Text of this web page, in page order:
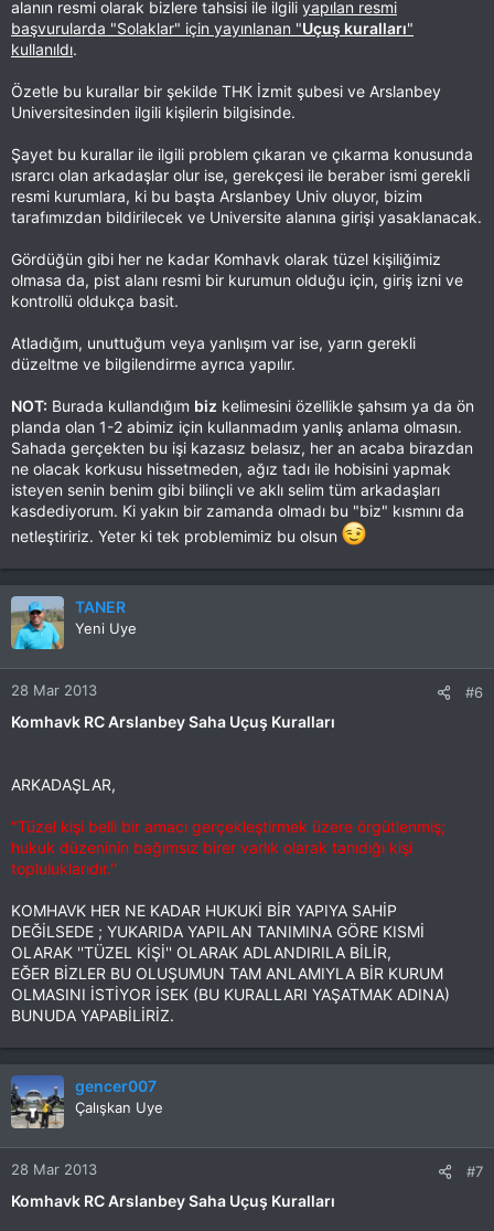
alanın resmi olarak bizlere tahsisi ile ilgili yapılan resmi
başvurularda "Solaklar" için yayınlanan "Uçuş kuralları"
kullanıldı.
Özetle bu kurallar bir şekilde THK İzmit şubesi ve Arslanbey
Universitesinden ilgili kişilerin bilgisinde.
Şayet bu kurallar ile ilgili problem çıkaran ve çıkarma konusunda
ısrarcı olan arkadaşlar olur ise, gerekçesi ile beraber ismi gerekli
resmi kurumlara, ki bu başta Arslanbey Univ oluyor, bizim
tarafımızdan bildirilecek ve Universite alanına girişi yasaklanacak.
Gördüğün gibi her ne kadar Komhavk olarak tüzel kişiliğimiz
olmasa da, pist alanı resmi bir kurumun olduğu için, giriş izni ve
kontrollü oldukça basit.
Atladığım, unuttuğum veya yanlışım var ise, yarın gerekli
düzeltme ve bilgilendirme ayrıca yapılır.
NOT: Burada kullandığım biz kelimesini özellikle şahsım ya da ön
planda olan 1-2 abimiz için kullanmadım yanlış anlama olmasın.
Sahada gerçekten bu işi kazasız belasız, her an acaba birazdan
ne olacak korkusu hissetmeden, ağız tadı ile hobisini yapmak
isteyen senin benim gibi bilinçli ve aklı selim tüm arkadaşları
kasdediyorum. Ki yakın bir zamanda olmadı bu "biz" kısmını da
netleştiririz. Yeter ki tek problemimiz bu olsun
TANER
Yeni Uye
28 Mar 2013 #6
Komhavk RC Arslanbey Saha Uçuş Kuralları
ARKADAŞLAR,
"Tüzel kişi belli bir amacı gerçekleştirmek üzere örgütlenmiş;
hukuk düzeninin bağımsız birer varlık olarak tanıdığı kişi
topluluklarıdır.''
KOMHAVK HER NE KADAR HUKUKİ BİR YAPIYA SAHİP
DEĞİLSEDE ; YUKARIDA YAPILAN TANIMINA GÖRE KISMİ
OLARAK ''TÜZEL KİŞİ'' OLARAK ADLANDIRILA BİLİR,
EĞER BİZLER BU OLUŞUMUN TAM ANLAMIYLA BİR KURUM
OLMASINI İSTİYOR İSEK (BU KURALLARI YAŞATMAK ADINA)
BUNUDA YAPABİLİRİZ.
gencer007
Çalışkan Uye
28 Mar 2013 #7
Komhavk RC Arslanbey Saha Uçuş Kuralları